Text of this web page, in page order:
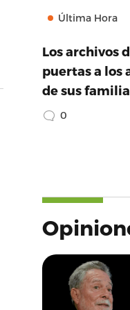
Última Hora
Los archivos
puertas a los
de sus
0